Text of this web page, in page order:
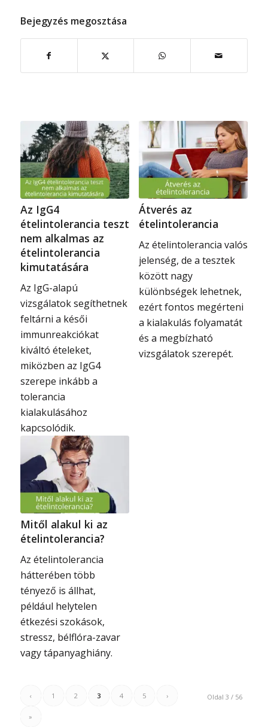
Bejegyzés megosztása
Az IgG4
ételintolerancia teszt
nem alkalmas az
ételintolerancia
kimutatására
Az IgG-alapú
vizsgálatok segíthetnek
feltárni a késői
immunreakciókat
kiváltó ételeket,
miközben az IgG4
szerepe inkább a
tolerancia
kialakulásához
kapcsolódik.
Átverés az
ételintolerancia
Az ételintolerancia valós
jelenség, de a tesztek
között nagy
különbségek lehetnek,
ezért fontos megérteni
a kialakulás folyamatát
és a megbízható
vizsgálatok szerepét.
Mitől alakul ki az
ételintolerancia?
Az ételintolerancia
hátterében több
tényező is állhat,
például helytelen
étkezési szokások,
stressz, bélflóra-zavar
vagy tápanyaghiány.
Oldal 3 / 56
‹ 1 2 3 4 5 ›
»